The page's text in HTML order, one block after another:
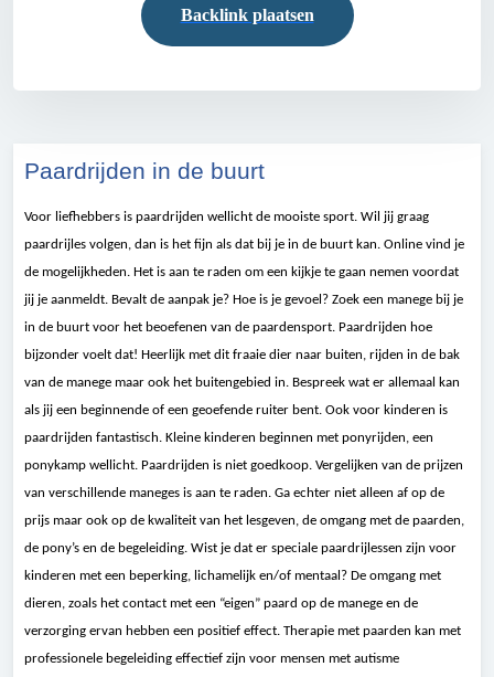
Backlink plaatsen
Paardrijden in de buurt
Voor liefhebbers is paardrijden wellicht de mooiste sport. Wil jij graag
paardrijles volgen, dan is het fijn als dat bij je in de buurt kan. Online vind je
de mogelijkheden. Het is aan te raden om een kijkje te gaan nemen voordat
jij je aanmeldt. Bevalt de aanpak je? Hoe is je gevoel? Zoek een manege bij je
in de buurt voor het beoefenen van de paardensport. Paardrijden hoe
bijzonder voelt dat! Heerlijk met dit fraaie dier naar buiten, rijden in de bak
van de manege maar ook het buitengebied in. Bespreek wat er allemaal kan
als jij een beginnende of een geoefende ruiter bent. Ook voor kinderen is
paardrijden fantastisch. Kleine kinderen beginnen met ponyrijden, een
ponykamp wellicht. Paardrijden is niet goedkoop. Vergelijken van de prijzen
van verschillende maneges is aan te raden. Ga echter niet alleen af op de
prijs maar ook op de kwaliteit van het lesgeven, de omgang met de paarden,
de pony’s en de begeleiding. Wist je dat er speciale paardrijlessen zijn voor
kinderen met een beperking, lichamelijk en/of mentaal? De omgang met
dieren, zoals het contact met een “eigen” paard op de manege en de
verzorging ervan hebben een positief effect. Therapie met paarden kan met
professionele begeleiding effectief zijn voor mensen met autisme